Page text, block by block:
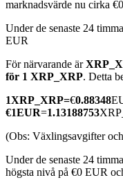
TradFi
marknadsvärde nu cirka
Under de senaste 24
EUR
För närvarande är
för 1 XRP_XRP. Detta
1XRP_XRP=€0.88348
€1EUR=1.13188753
(Obs: Växlingsavgifter
Under de senaste 24
högsta nivå på €0 EUR